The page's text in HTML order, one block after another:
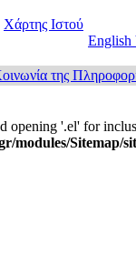
Χάρτης Ιστού
English
της
opening '.el' for
modules/Sitemap/